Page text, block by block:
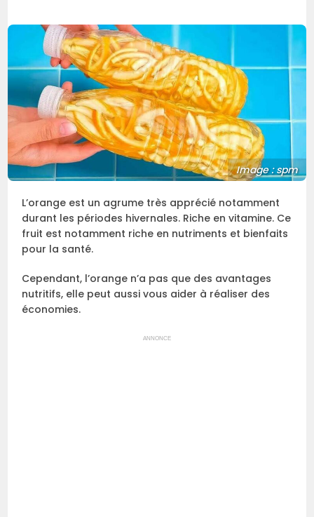
Image : spm
L’orange est un agrume très apprécié notamment
durant les périodes hivernales. Riche en vitamine. Ce
fruit est notamment riche en nutriments et bienfaits
pour la santé.
Cependant, l’orange n’a pas que des avantages
nutritifs, elle peut aussi vous aider à réaliser des
économies.
ANNONCE